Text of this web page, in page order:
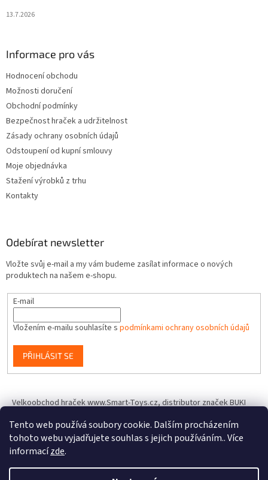
Tento web používá soubory cookie. Dalším procházením
tohoto webu vyjadřujete souhlas s jejich používáním.. Více
informacízde.
13.7.2026
Informace pro vás
Hodnocení obchodu
Možnosti doručení
Obchodní podmínky
Bezpečnost hraček a udržitelnost
Zásady ochrany osobních údajů
Odstoupení od kupní smlouvy
Moje objednávka
Stažení výrobků z trhu
Kontakty
Odebírat newsletter
Vložte svůj e-mail a my vám budeme zasílat informace o nových
produktech na našem e-shopu.
E-mail
Vložením e-mailu souhlasíte s podmínkami ochrany osobních údajů
PŘIHLÁSIT SE
Velkoobchod hraček www.Smart-Toys.cz, distributor značek BUKI